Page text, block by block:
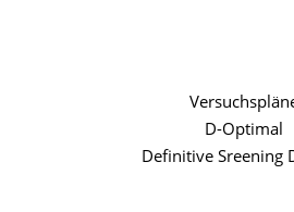
D-Optimal
Definitive Sreening